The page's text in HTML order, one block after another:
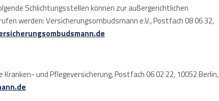
Schlichtungsstellen können zur außergerichtlichen
werden: Versicherungsombudsmann e.V., Postfach 08 06 32,
und Pflegeversicherung, Postfach 06 02 22, 10052 Berlin,